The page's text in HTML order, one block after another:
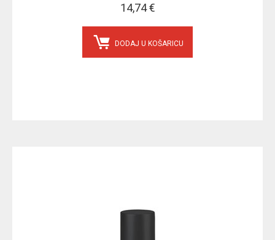
14,74 €
DODAJ U KOŠARICU